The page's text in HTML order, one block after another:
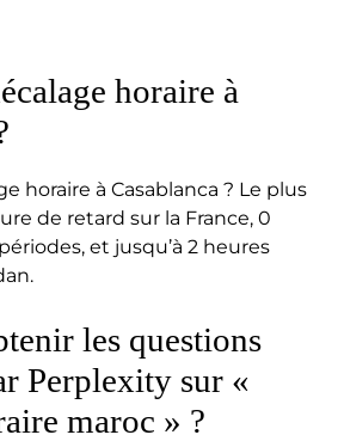
horaire à
horaire à Casablanca ? Le plus
de retard sur la France, 0
et jusqu’à 2 heures
les questions
Perplexity sur «
maroc » ?